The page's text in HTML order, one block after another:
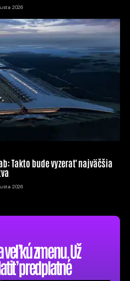
veľkú zmenu. Už
predplatné
2026
Takto bude vyzerať najväčšia
2026